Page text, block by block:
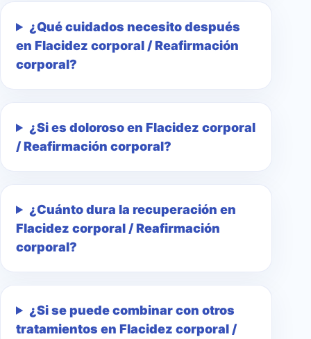
¿Qué cuidados necesito después
en Flacidez corporal / Reafirmación
corporal?
¿Si es doloroso en Flacidez corporal
/ Reafirmación corporal?
¿Cuánto dura la recuperación en
Flacidez corporal / Reafirmación
corporal?
¿Si se puede combinar con otros
tratamientos en Flacidez corporal /